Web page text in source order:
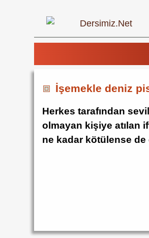
İşemekle deniz
Herkes tarafından
olmayan kişiye atılan
ne kadar kötülense